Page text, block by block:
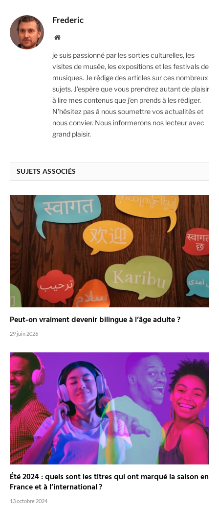
Frederic
Website
je suis passionné par les sorties culturelles, les
visites de musée, les expositions et les festivals de
musiques. Je rédige des articles sur ces nombreux
sujets. J'espère que vous prendrez autant de plaisir
à lire mes contenus que j'en prends à les rédiger.
N'hésitez pas à nous soumettre vos actualités et
nous convier. Nous informerons nos lecteur avec
grand plaisir.
SUJETS ASSOCIÉS
Peut-on vraiment devenir bilingue à l’âge adulte ?
29 juin 2026
Été 2024 : quels sont les titres qui ont marqué la saison en
France et à l’international ?
13 octobre 2024